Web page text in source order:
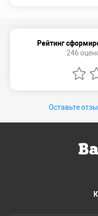
Рейтинг
246
Оставьте